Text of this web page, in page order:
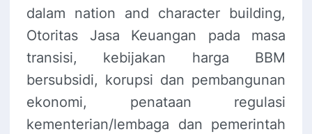
dalam nation and character building,
Otoritas Jasa Keuangan pada masa
transisi, kebijakan harga BBM
bersubsidi, korupsi dan pembangunan
ekonomi, penataan regulasi
kementerian/lembaga dan pemerintah